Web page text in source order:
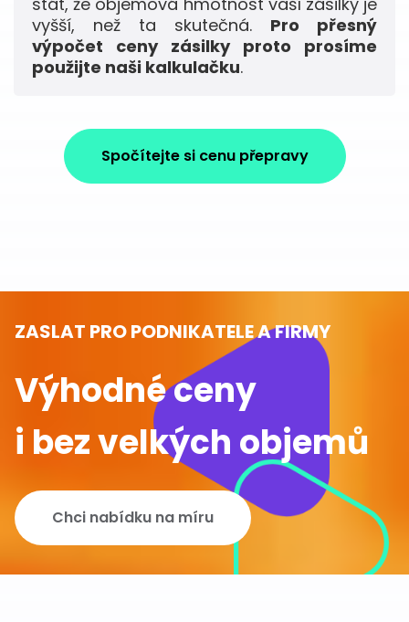
vyšší, než ta skutečná. Pro přesný
výpočet ceny zásilky proto prosíme
použijte naši kalkulačku.
Spočítejte si cenu přepravy
ZASLAT PRO PODNIKATELE A FIRMY
Výhodné ceny
i bez velkých objemů
Chci nabídku na míru